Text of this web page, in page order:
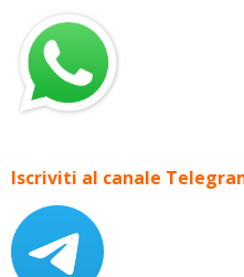
Iscriviti al canale